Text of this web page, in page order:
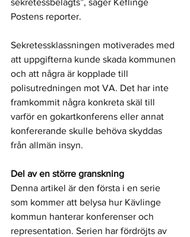
sekretessbelagts”, säger Keflinge
Postens reporter.
Sekretessklassningen motiverades med
att uppgifterna kunde skada kommunen
och att några är kopplade till
polisutredningen mot VA. Det har inte
framkommit några konkreta skäl till
varför en gokartkonferens eller annat
konfererande skulle behöva skyddas
från allmän insyn.
Del av en större granskning
Denna artikel är den första i en serie
som kommer att belysa hur Kävlinge
kommun hanterar konferenser och
representation. Serien har fördröjts av